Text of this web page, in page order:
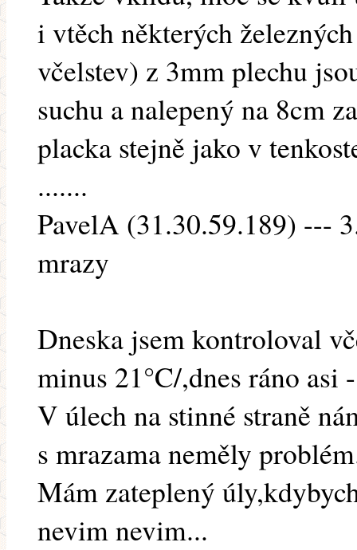
i vtěch některých
včelstev) z 3mm plechu
suchu a nalepený na 8cm
placka stejně jako v
.......
PavelA (31.30.59.189) ---
mrazy
Dneska jsem kontroloval
minus 21°C/,dnes ráno asi
V úlech na stinné straně
s mrazama neměly
Mám zateplený
nevim nevim...